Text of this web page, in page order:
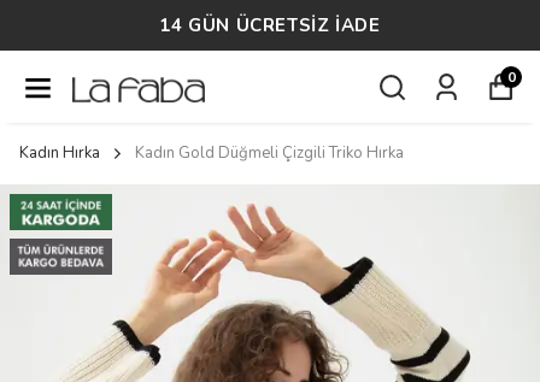
14 GÜN ÜCRETSİZ İADE
0
Kadın Hırka Kadın Gold Düğmeli Çizgili Triko Hırka